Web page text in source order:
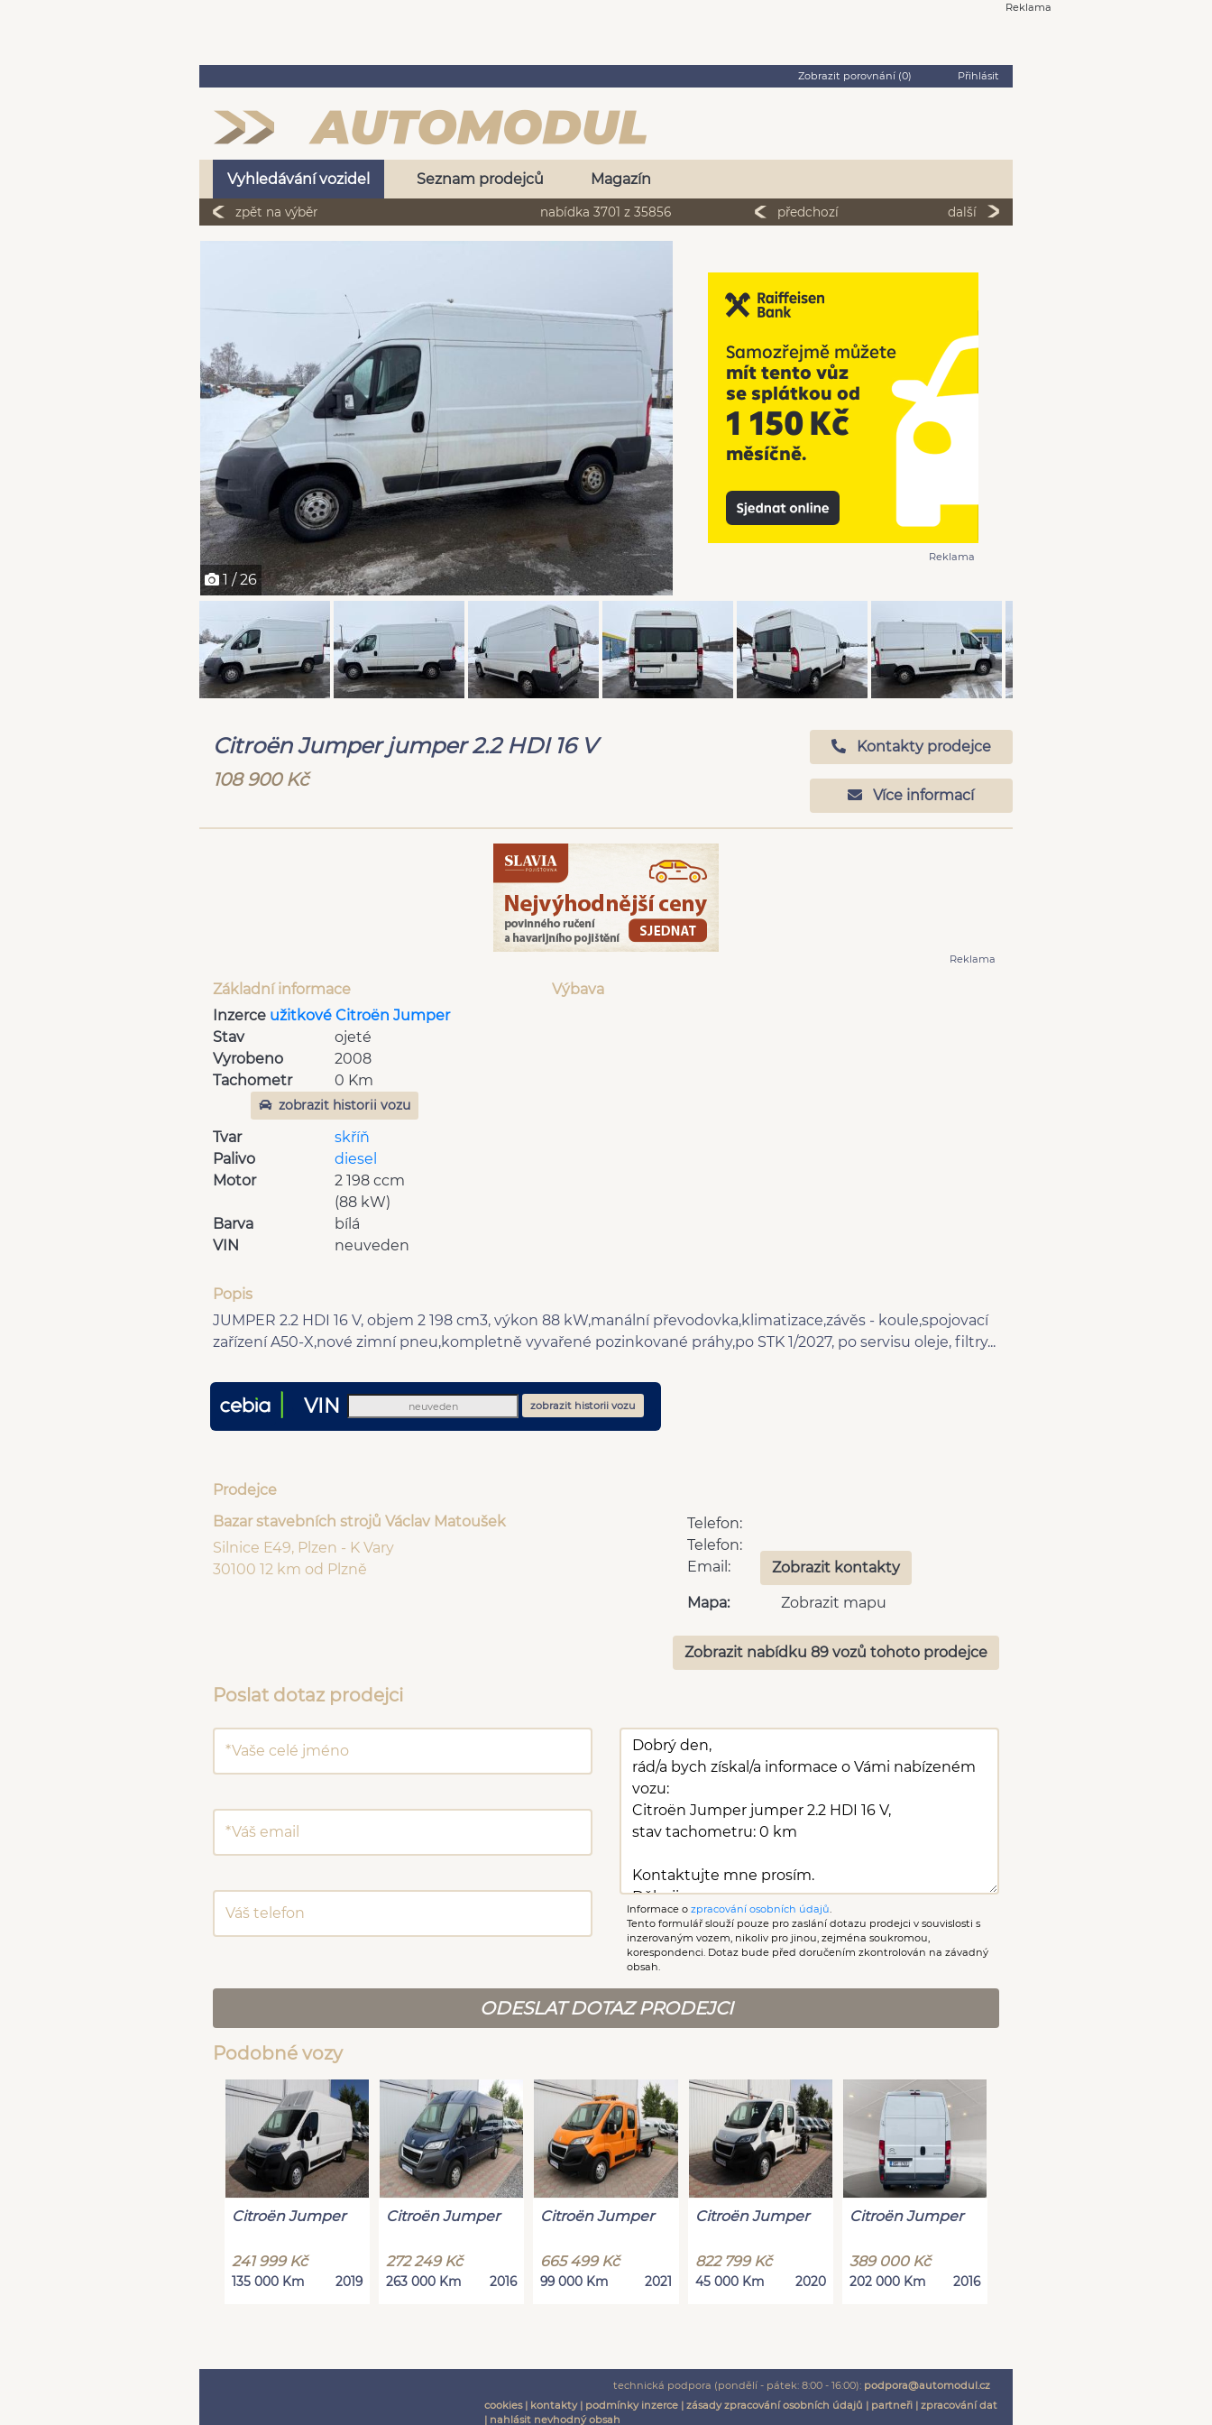
Reklama
Zobrazit porovnání (0) Přihlásit
Vyhledávání vozidel Seznam prodejců Magazín
zpět na výběr nabídka 3701 z 35856 předchozí další
1 / 26
Reklama
Citroën Jumper jumper 2.2 HDI 16 V
108 900 Kč
Kontakty prodejce
Více informací
Reklama
Základní informace
Inzerce užitkové Citroën Jumper
Stav
ojeté
Vyrobeno
2008
Tachometr
0 Km
zobrazit historii vozu
Tvar
skříň
Palivo
diesel
Motor
2 198 ccm
(88 kW)
Barva
bílá
VIN
neuveden
Výbava
Popis
JUMPER 2.2 HDI 16 V, objem 2 198 cm3, výkon 88 kW,manální převodovka,klimatizace,závěs - koule,spojovací
zařízení A50-X,nové zimní pneu,kompletně vyvařené pozinkované práhy,po STK 1/2027, po servisu oleje, filtry...
VIN zobrazit historii vozu
Prodejce
Bazar stavebních strojů Václav Matoušek
Silnice E49, Plzen - K Vary
30100 12 km od Plzně
Telefon:
Telefon:
Email:
Zobrazit kontakty
Mapa: Zobrazit mapu
Zobrazit nabídku 89 vozů tohoto prodejce
Poslat dotaz prodejci
Informace o zpracování osobních údajů
Tento formulář slouží pouze pro zaslání dotazu prodejci v souvislosti s
inzerovaným vozem, nikoliv pro jinou, zejména soukromou,
korespondenci. Dotaz bude před doručením zkontrolován na závadný
obsah.
ODESLAT DOTAZ PRODEJCI
Podobné vozy
Citroën Jumper
241 999 Kč
135 000 Km 2019
Citroën Jumper
272 249 Kč
263 000 Km 2016
Citroën Jumper
665 499 Kč
99 000 Km 2021
Citroën Jumper
822 799 Kč
45 000 Km 2020
Citroën Jumper
389 000 Kč
202 000 Km 2016
technická podpora (pondělí - pátek: 8:00 - 16:00): podpora@automodul.cz
cookies| kontakty| podmínky inzerce| zásady zpracování osobních údajů | partneři| zpracování dat
| nahlásit nevhodný obsah